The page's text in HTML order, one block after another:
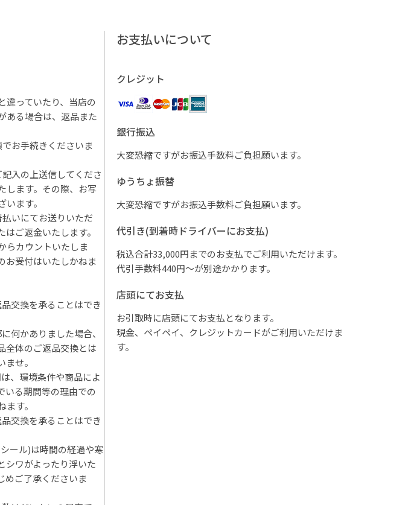
違っていたり、当店の
ある場合は、返品また
お手続きくださいま
入の上送信してくださ
します。その際、お写
ます。
いにてお送りいただ
ご返金いたします。
らカウントいたしま
お受付はいたしかねま
交換を承ることはでき
何かありました場合、
全体のご返品交換とは
せ。
、環境条件や商品によ
いる期間等の理由での
す。
交換を承ることはでき
ール)は時間の経過や寒
シワがよったり浮いた
めご了承くださいま
お支払いについて
クレジット
銀行振込
大変恐縮ですがお振込手数料ご負担願います。
ゆうちょ振替
大変恐縮ですがお振込手数料ご負担願います。
代引き(到着時ドライバーにお支払)
税込合計33,000円までのお支払でご利用いただけます。
代引手数料440円～が別途かかります。
店頭にてお支払
お引取時に店頭にてお支払となります。
現金、ペイペイ、クレジットカードがご利用いただけま
す。